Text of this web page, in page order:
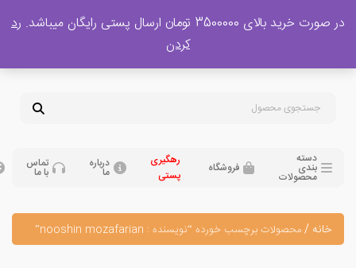
پشتیبانی فروش
09120329397
بندی
محصولات
فروشگاه درباره تماس
محصولات برچسب خورده “نویسنده : nooshin mozafarian”
3500000 تومان ارسال پستی رایگان میباشد.
رد